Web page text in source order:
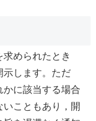
められたとき
示します。ただ
かに該当する場合
こともあり，開